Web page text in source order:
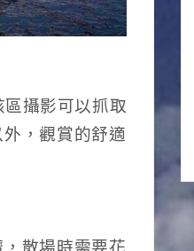
攝影可以抓取
，觀賞的舒適
散場時需要花